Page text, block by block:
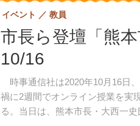
市長ら登壇「熊
10/16
時事通信社は2020年10月16日
禍に2週間でオンライン授業を実
る。当日は、熊本市長・大西一
イベント 教員